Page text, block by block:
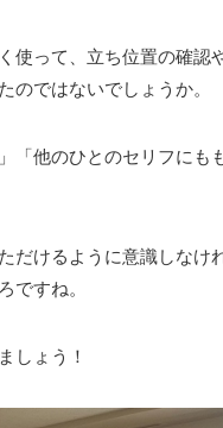
使って、立ち位置の確認
のではないでしょうか。
「他のひとのセリフにも
だけるように意識しなけ
ですね。
しょう！